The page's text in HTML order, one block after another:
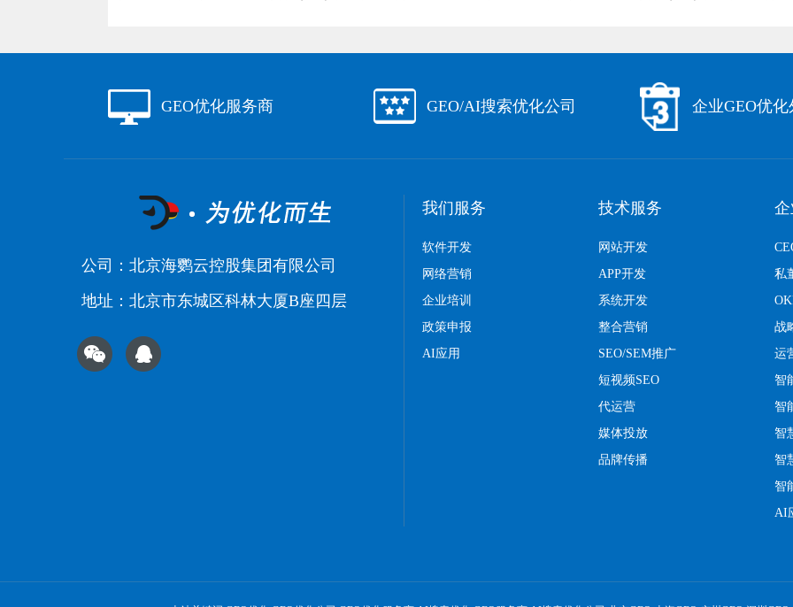
GEO优化服务商 GEO/AI搜索优化公司 企业GEO优
公司：北京海鹦云控股集团有限公司
地址：北京市东城区科林大厦B座四层
我们服务
软件开发
网络营销
企业培训
政策申报
AI应用
技术服务
网站开发
APP开发
系统开发
整合营销
SEO/SEM推广
短视频SEO
代运营
媒体投放
品牌传播
私
战
运
智
智
智
智
智
AI